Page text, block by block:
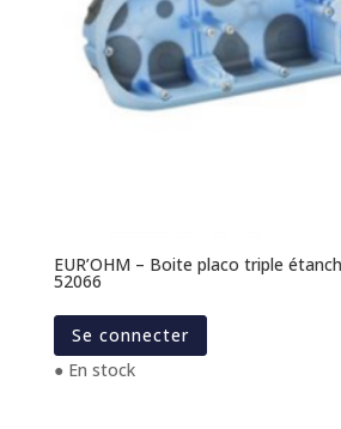
EUR’OHM – Boite placo triple
52066
Se connecter
● En stock